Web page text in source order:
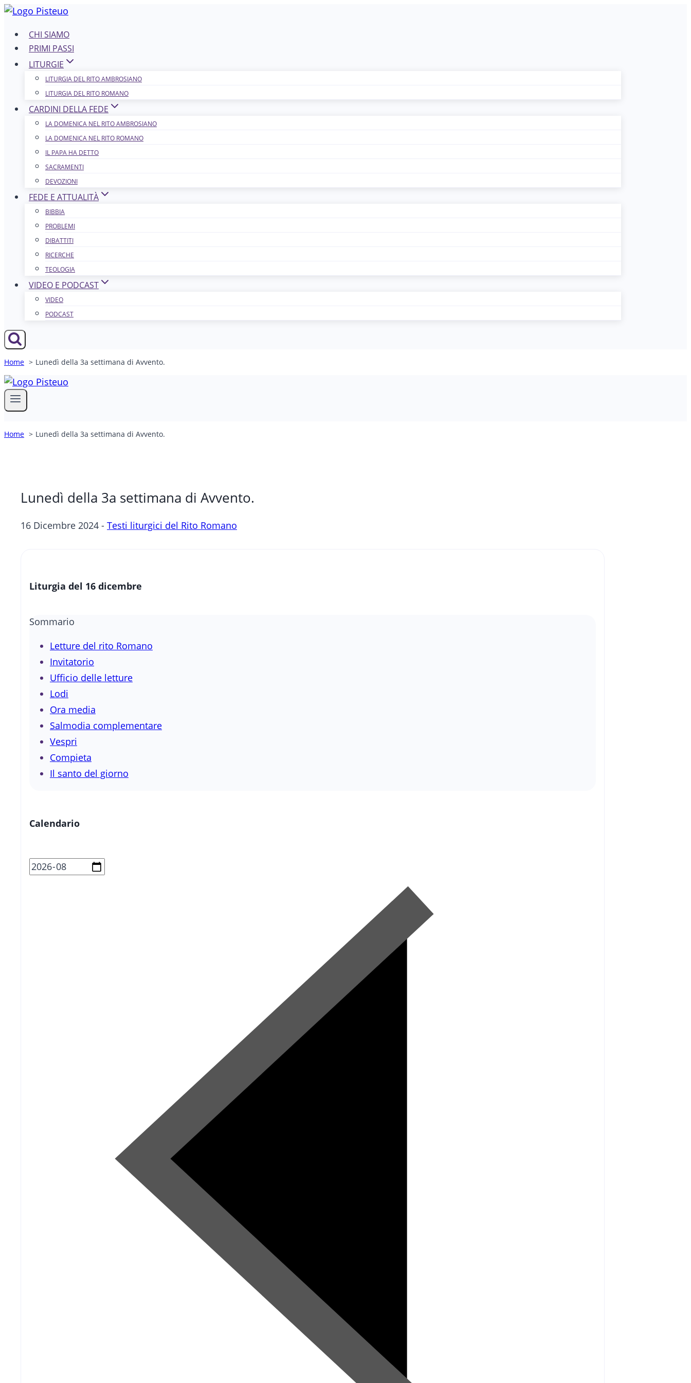
Salta
contenutoCHI SIAMO
PRIMI PASSI
LITURGIE
LITURGIA DEL RITO AMBROSIANO
LITURGIA DEL RITO ROMANO
CARDINI DELLA FEDE
LA DOMENICA NEL R​​​​​​ITO AMBROSIANO
LA DOMENICA NEL RITO ROMANO
IL PAPA HA DETTO
SACRAMENTI
DEVOZIONI
FEDE E ATTUALITÀ
BIBBIA
PROBLEMI
DIBATTITI
RICERCHE
TEOLOGIA
VIDEO E PODCAST
VIDEO
PODCAST
Home Lunedì della 3a settimana di Avvento.
Home Lunedì della 3a settimana di Avvento.
Lunedì della 3a settimana di Avvento.
16 Dicembre 2024 - Testi liturgici del Rito Romano
Liturgia del 16 dicembre
Sommario
Letture del rito Romano
Invitatorio
Ufficio delle letture
Lodi
Ora media
Salmodia complementare
Vespri
Compieta
Il santo del giorno
Calendario